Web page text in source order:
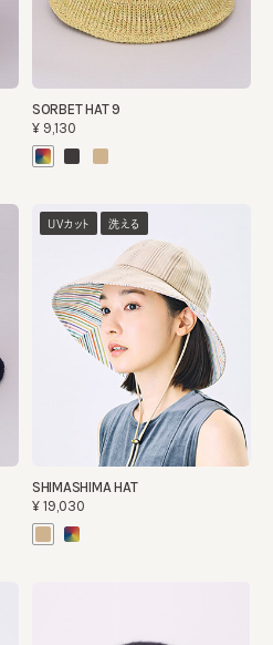
SORBET HAT 9
¥9,130
UVカット 洗える
SHIMASHIMA HAT
¥19,030